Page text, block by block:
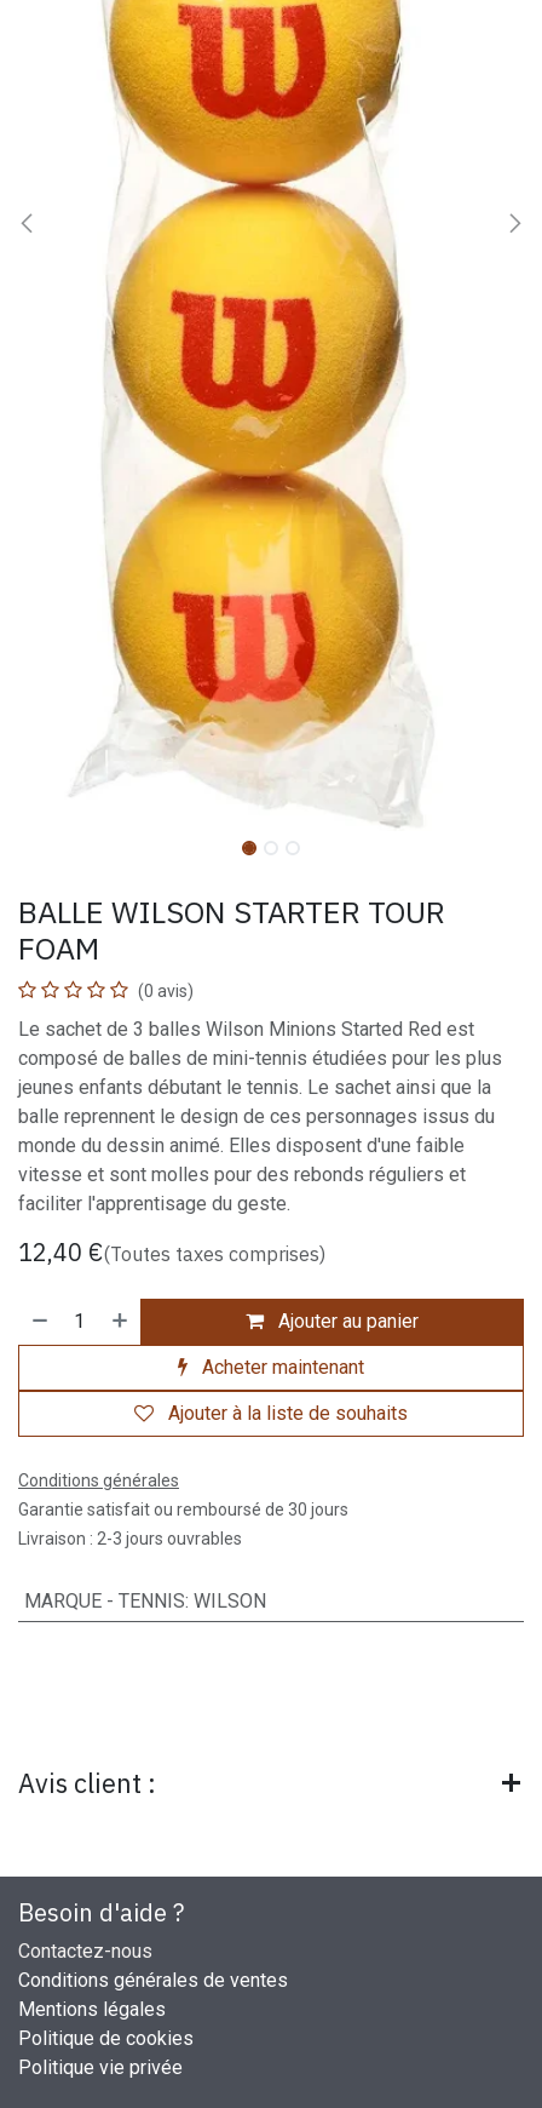
BALLE WILSON STARTER TOUR
FOAM
(0 avis)
Le sachet de 3 balles Wilson Minions Started Red est
composé de balles de mini-tennis étudiées pour les plus
jeunes enfants débutant le tennis. Le sachet ainsi que la
balle reprennent le design de ces personnages issus du
monde du dessin animé. Elles disposent d'une faible
vitesse et sont molles pour des rebonds réguliers et
faciliter l'apprentisage du geste.
12,40 €(Toutes taxes comprises)
Ajouter au panier
Acheter maintenant
Ajouter à la liste de souhaits
Conditions générales
Garantie satisfait ou remboursé de 30 jours
Livraison : 2-3 jours ouvrables
MARQUE - TENNIS: WILSON
Avis client :
Besoin d'aide ?
Contactez-nous
Conditions générales de ventes
Mentions légales
Politique de cookies
Politique vie privée